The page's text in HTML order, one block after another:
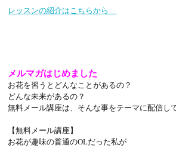
レッスンの紹介はこちらから
メルマガはじめました
お花を習うとどんなことがあるの？
どんな未来があるの？
無料メール講座は、そんな事をテーマに配信し
【無料メール講座】
お花が趣味の普通のOLだった私が